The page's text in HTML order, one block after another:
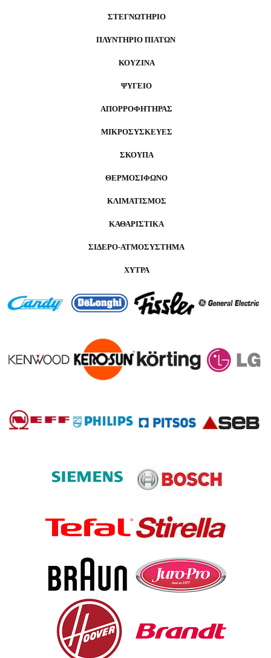
ΣΤΕΓΝΩΤΗΡΙΟ
ΠΛΥΝΤΗΡΙΟ ΠΙΑΤΩΝ
ΚΟΥΖΙΝΑ
ΨΥΓΕΙΟ
ΑΠΟΡΡΟΦΗΤΗΡΑΣ
ΜΙΚΡΟΣΥΣΚΕΥΕΣ
ΣΚΟΥΠΑ
ΘΕΡΜΟΣΙΦΩΝΟ
ΚΛΙΜΑΤΙΣΜΟΣ
ΚΑΘΑΡΙΣΤΙΚΑ
ΣΙΔΕΡΟ-ΑΤΜΟΣΥΣΤΗΜΑ
ΧΥΤΡΑ